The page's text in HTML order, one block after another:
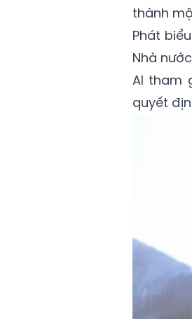
thành
Phát
Nhà
AI tham
quyết